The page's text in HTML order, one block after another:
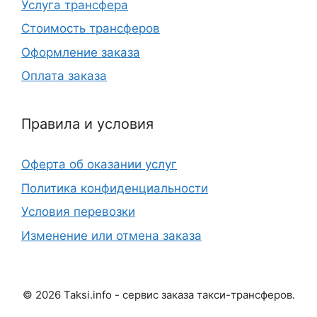
Услуга трансфера
Стоимость трансферов
Оформление заказа
Оплата заказа
Правила и условия
Оферта об оказании услуг
Политика конфиденциальности
Условия перевозки
Изменение или отмена заказа
© 2026 Taksi.info - сервис заказа такси-трансферов.